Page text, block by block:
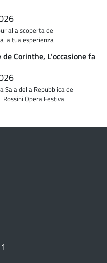
alla scoperta del
la tua esperienza
Corinthe, L’occasione fa
Sala della Repubblica del
Opera Festival